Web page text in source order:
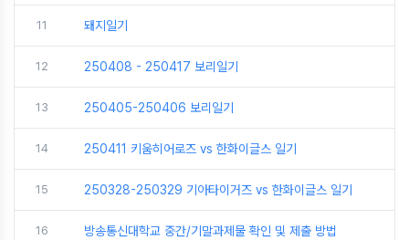
11 돼지일기
12 250408 - 250417 보리일기
13 250405-250406 보리일기
14 250411 키움히어로즈 vs 한화이글스 일기
15 250328-250329 기아타이거즈 vs 한화이글스 일기
16 방송통신대학교 중간/기말과제물 확인 및 제출 방법